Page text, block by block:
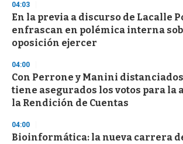
04:03
En la previa a discurso de Lacalle
enfrascan en polémica interna
oposición ejercer
04:00
Con Perrone y Manini
tiene asegurados los votos para la
la Rendición de Cuentas
04:00
Bioinformática: la nueva carrera